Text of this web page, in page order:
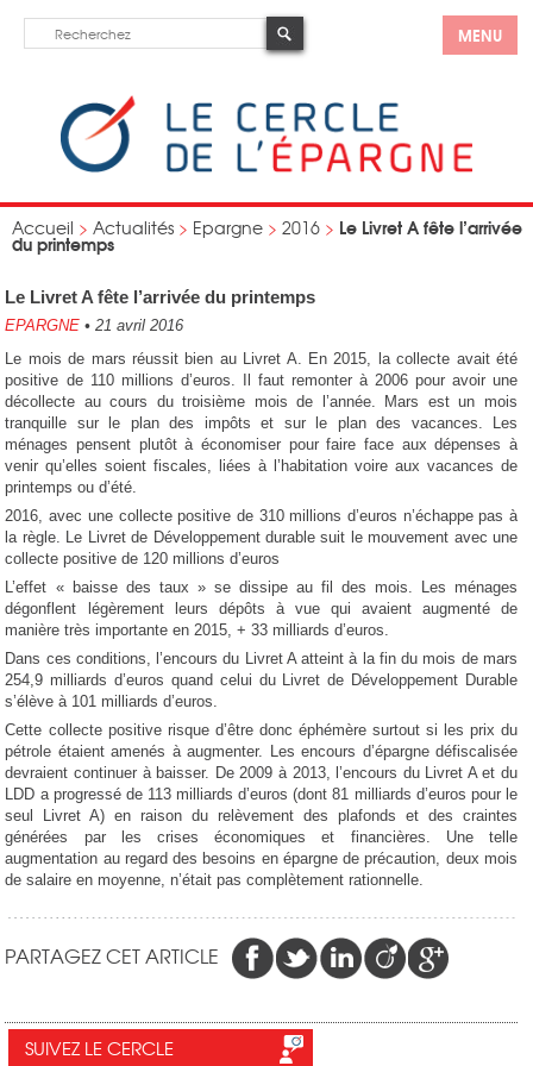
MENU
Accueil > Actualités > Epargne > 2016 > Le Livret A fête l’arrivée
du printemps
Le Livret A fête l’arrivée du printemps
EPARGNE • 21 avril 2016
Le mois de mars réussit bien au Livret A. En 2015, la collecte avait été
positive de 110 millions d’euros. Il faut remonter à 2006 pour avoir une
décollecte au cours du troisième mois de l’année. Mars est un mois
tranquille sur le plan des impôts et sur le plan des vacances. Les
ménages pensent plutôt à économiser pour faire face aux dépenses à
venir qu’elles soient fiscales, liées à l’habitation voire aux vacances de
printemps ou d’été.
2016, avec une collecte positive de 310 millions d’euros n’échappe pas à
la règle. Le Livret de Développement durable suit le mouvement avec une
collecte positive de 120 millions d’euros
L’effet « baisse des taux » se dissipe au fil des mois. Les ménages
dégonflent légèrement leurs dépôts à vue qui avaient augmenté de
manière très importante en 2015, + 33 milliards d’euros.
Dans ces conditions, l’encours du Livret A atteint à la fin du mois de mars
254,9 milliards d’euros quand celui du Livret de Développement Durable
s’élève à 101 milliards d’euros.
Cette collecte positive risque d’être donc éphémère surtout si les prix du
pétrole étaient amenés à augmenter. Les encours d’épargne défiscalisée
devraient continuer à baisser. De 2009 à 2013, l’encours du Livret A et du
LDD a progressé de 113 milliards d’euros (dont 81 milliards d’euros pour le
seul Livret A) en raison du relèvement des plafonds et des craintes
générées par les crises économiques et financières. Une telle
augmentation au regard des besoins en épargne de précaution, deux mois
de salaire en moyenne, n’était pas complètement rationnelle.
PARTAGEZ CET ARTICLE
SUIVEZ LE CERCLE